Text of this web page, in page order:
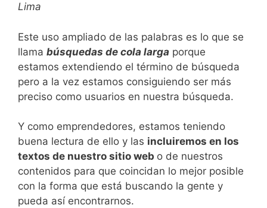
Lima
Este uso ampliado de las palabras es lo que se
llama búsquedas de cola larga porque
estamos extendiendo el término de búsqueda
pero a la vez estamos consiguiendo ser más
preciso como usuarios en nuestra búsqueda.
Y como emprendedores, estamos teniendo
buena lectura de ello y las incluiremos en los
textos de nuestro sitio web o de nuestros
contenidos para que coincidan lo mejor posible
con la forma que está buscando la gente y
pueda así encontrarnos.